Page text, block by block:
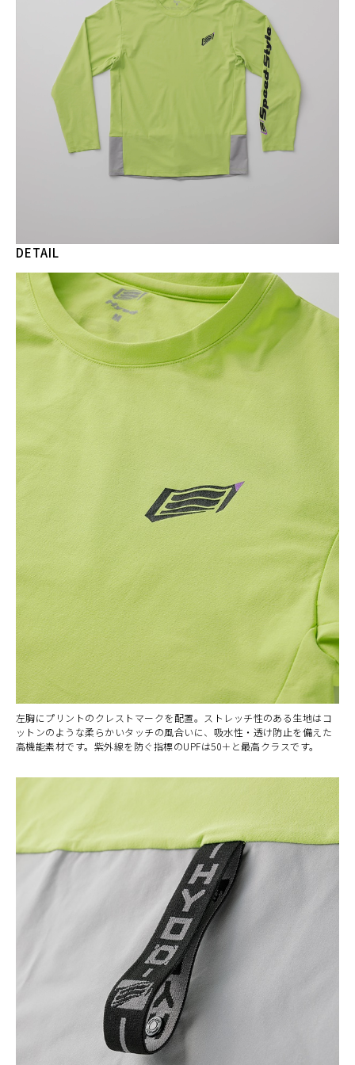
DETAIL
左胸にプリントのクレストマークを配置。ストレッチ性のある生地はコ
ットンのような柔らかいタッチの風合いに、吸水性・透け防止を備えた
高機能素材です。紫外線を防ぐ指標のUPFは50＋と最高クラスです。